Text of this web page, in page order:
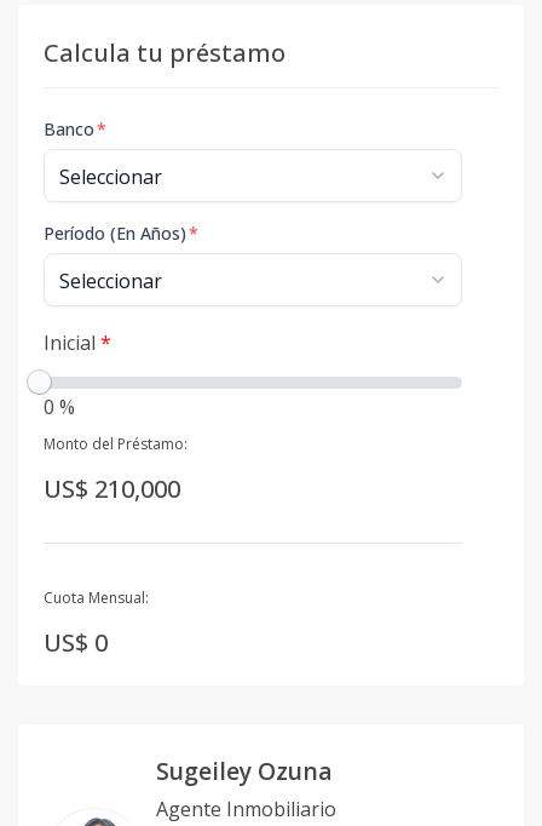
Calcula tu préstamo
Banco*
Período (En Años)*
Inicial *
0 %
Monto del Préstamo:
US$ 210,000
Cuota Mensual:
US$ 0
Sugeiley Ozuna
Agente Inmobiliario